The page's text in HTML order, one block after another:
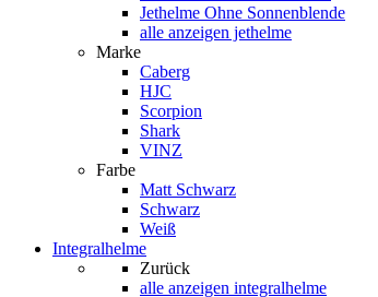
Jethelme Ohne Sonnenblende
alle anzeigen jethelme
Marke
Caberg
HJC
Scorpion
Shark
VINZ
Farbe
Matt Schwarz
Schwarz
Weiß
Integralhelme
Zurück
alle anzeigen integralhelme